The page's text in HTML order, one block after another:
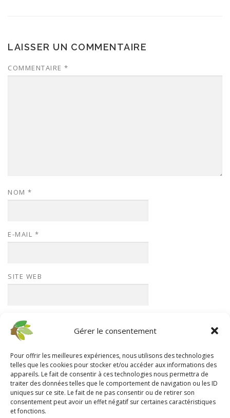
Gérer le consentement
Pour offrir les meilleures expériences, nous utilisons des technologies
telles que les cookies pour stocker et/ou accéder aux informations des
appareils. Le fait de consentir à ces technologies nous permettra de
traiter des données telles que le comportement de navigation ou les ID
uniques sur ce site. Le fait de ne pas consentir ou de retirer son
consentement peut avoir un effet négatif sur certaines caractéristiques
et fonctions.
LAISSER UN COMMENTAIRE
COMMENTAIRE *
NOM *
E-MAIL *
SITE WEB
SUIVEZ MOI SUR LES RÉSEAUX